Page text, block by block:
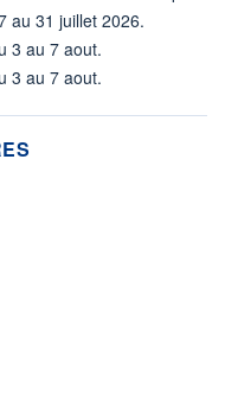
au 31 juillet 2026.
3 au 7 aout.
3 au 7 aout.